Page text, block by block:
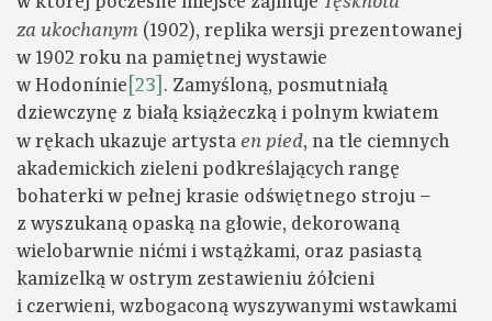
za ukochanym (1902), replika wersji prezentowanej
w 1902 roku na pamiętnej wystawie
w Hodonínie [23] . Zamyśloną, posmutniałą
dziewczynę z białą książeczką i polnym kwiatem
w rękach ukazuje artysta en pied, na tle ciemnych
akademickich zieleni podkreślających rangę
bohaterki w pełnej krasie odświętnego stroju –
z wyszukaną opaską na głowie, dekorowaną
wielobarwnie nićmi i wstążkami, oraz pasiastą
kamizelką w ostrym zestawieniu żółcieni
i czerwieni, wzbogaconą wyszywanymi wstawkami